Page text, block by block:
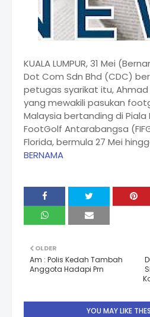
KUALA LUMPUR, 31 Mei
Dot Com Sdn Bhd (CDC)
petugas syarikat itu, Ahmad
yang mewakili pasukan
Malaysia bertanding di Piala
FootGolf Antarabangsa
Florida, bermula 27 Mei
BERNAMA
OLDER
Am : Polis Kedah Tambah
Anggota Hadapi Prn
YOU MAY LIKE